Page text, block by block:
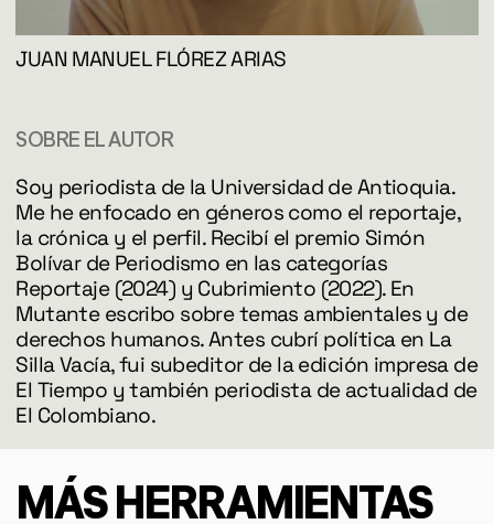
GÉNERO
DERECHOS HUMANOS
SALUD MENTAL
EMERGENCIA CLIMÁTICA
HERRAMIENTAS
SOBRE MUTANTE
DONACIONES
ESPECIALES
JUAN MANUEL FLÓREZ ARIAS
SOBRE EL AUTOR
Soy periodista de la Universidad de Antioquia.
Me he enfocado en géneros como el reportaje,
la crónica y el perfil. Recibí el premio Simón
Bolívar de Periodismo en las categorías
Reportaje (2024) y Cubrimiento (2022). En
Mutante escribo sobre temas ambientales y de
derechos humanos. Antes cubrí política en La
Silla Vacía, fui subeditor de la edición impresa de
El Tiempo ytambién periodista de actualidad de
El Colombiano.
MÁS HERRAMIENTAS